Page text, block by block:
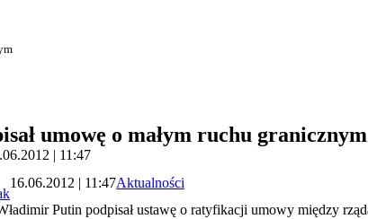
umowę o małym ruchu granicznym
| 11:47
16.06.2012 | 11:47Aktualności
Putin podpisał ustawę o ratyfikacji umowy między